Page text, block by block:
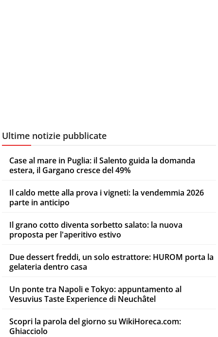
Ultime notizie pubblicate
Case al mare in Puglia: il Salento guida la domanda
estera, il Gargano cresce del 49%
Il caldo mette alla prova i vigneti: la vendemmia 2026
parte in anticipo
Il grano cotto diventa sorbetto salato: la nuova
proposta per l'aperitivo estivo
Due dessert freddi, un solo estrattore: HUROM porta la
gelateria dentro casa
Un ponte tra Napoli e Tokyo: appuntamento al
Vesuvius Taste Experience di Neuchâtel
Scopri la parola del giorno su WikiHoreca.com:
Ghiacciolo